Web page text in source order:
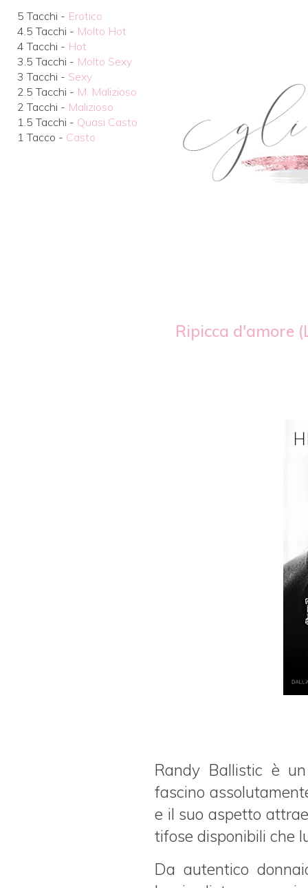
Ripicca d'amore
Randy Ballistic è
fascino
e il suo aspetto
tifose disponibili che
Da autentico
5 Tacchi - Erotico
4.5 Tacchi - Molto Hot
4 Tacchi - Hot
3.5 Tacchi - Molto Sexy
3 Tacchi - Sexy
2.5 Tacchi - M. Malizioso
2 Tacchi - Malizioso
1.5 Tacchi - Quasi Casto
1 Tacco - Casto